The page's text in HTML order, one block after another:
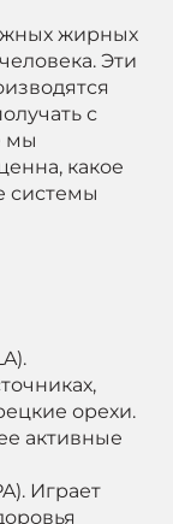
жирных
Эти
с
мы
какое
системы
орехи.
активные
Играет